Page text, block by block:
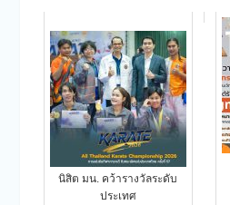
นิสิต มน. คว้ารางวัลระดับ
ประเทศ